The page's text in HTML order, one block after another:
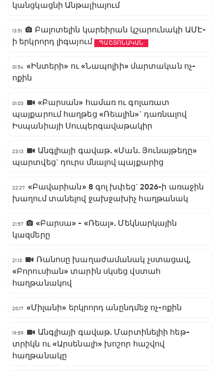
կանցկացնի Անթալիայում
13:51
Բալոտելին կարեիրան կշարունակի ԱՄԷ-
ի երկրորդ լիգայում
ՊԱՇՏՈՆԱԿԱՆ
01:54 «Ինտերի» ու «Նապոլիի» մարտական ոչ-
ոքին
01:03
«Բարսան» համառ ու գոլառատ
պայքարում հաղթեց «Ռեալին»` դառնալով
Իսպանիայի Սուպերգավաթակիր
23:13
Անգլիայի գավաթ. «Ման. Յունայթեդը»
պարտվեց` դուրս մնալով պայքարից
22:27 «Բավարիան» 8 գոլ խփեց` 2026-ի առաջին
խաղում տանելով ջախջախիչ հաղթանակ
21:57
«Բարսա» - «Ռեալ». Մեկնարկային
կազմերը
21:13
Ռանոսը խաղաժամանակ չստացավ,
«Բորուսիան» տարին սկսեց վստահ
հաղթանակով
20:17 «Միլանի» երկրորդ անընդմեջ ոչ-ոքին
19:59
Անգլիայի գավաթ. Մարտինելիի հեթ-
տրիկն ու «Արսենալի» խոշոր հաշվով
հաղթանակը